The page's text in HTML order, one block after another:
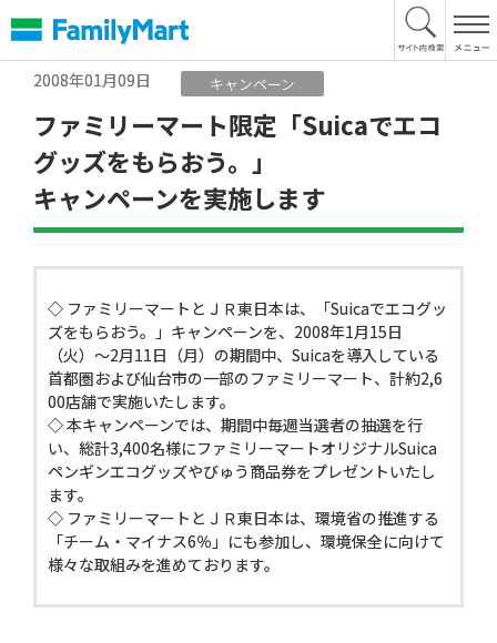
文
へ
2008年01月09日
キャンペーン
ファミリーマート限定「Suicaでエコ
グッズをもらおう。」
キャンペーンを実施します
◇ ファミリーマートとＪＲ東日本は、「Suicaでエコグッ
ズをもらおう。」キャンペーンを、2008年1月15日
（火）〜2月11日（月）の期間中、Suicaを導入している
首都圏および仙台市の一部のファミリーマート、計約2,6
00店舗で実施いたします。
◇ 本キャンペーンでは、期間中毎週当選者の抽選を行
い、総計3,400名様にファミリーマートオリジナルSuica
ペンギンエコグッズやびゅう商品券をプレゼントいたし
ます。
◇ ファミリーマートとＪＲ東日本は、環境省の推進する
「チーム・マイナス6％」にも参加し、環境保全に向けて
様々な取組みを進めております。